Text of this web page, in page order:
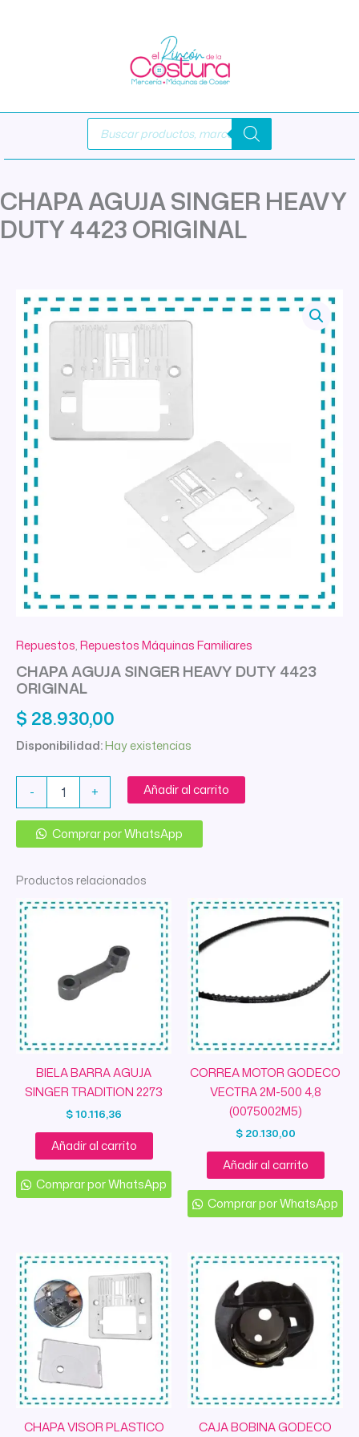
Búsqueda
productos
CHAPA AGUJA SINGER HEAVY
DUTY 4423 ORIGINAL
Repuestos,Repuestos Máquinas Familiares
CHAPA AGUJA SINGER HEAVY DUTY 4423
ORIGINAL
$ 28.930,00
Disponibilidad:Hay existencias
-
AGUJA
HEAVY
DUTY
ORIGINAL
+ Añadir al carrito
Comprar por WhatsApp
Productos relacionados
BIELA BARRA AGUJA
SINGER TRADITION 2273
$10.116,36
Añadir al carrito
Comprar por WhatsApp
CORREA MOTOR GODECO
VECTRA 2M-500 4,8
(0075002M5)
$20.130,00
Añadir al carrito
Comprar por WhatsApp
CHAPA VISOR PLASTICO CAJA BOBINA GODECO